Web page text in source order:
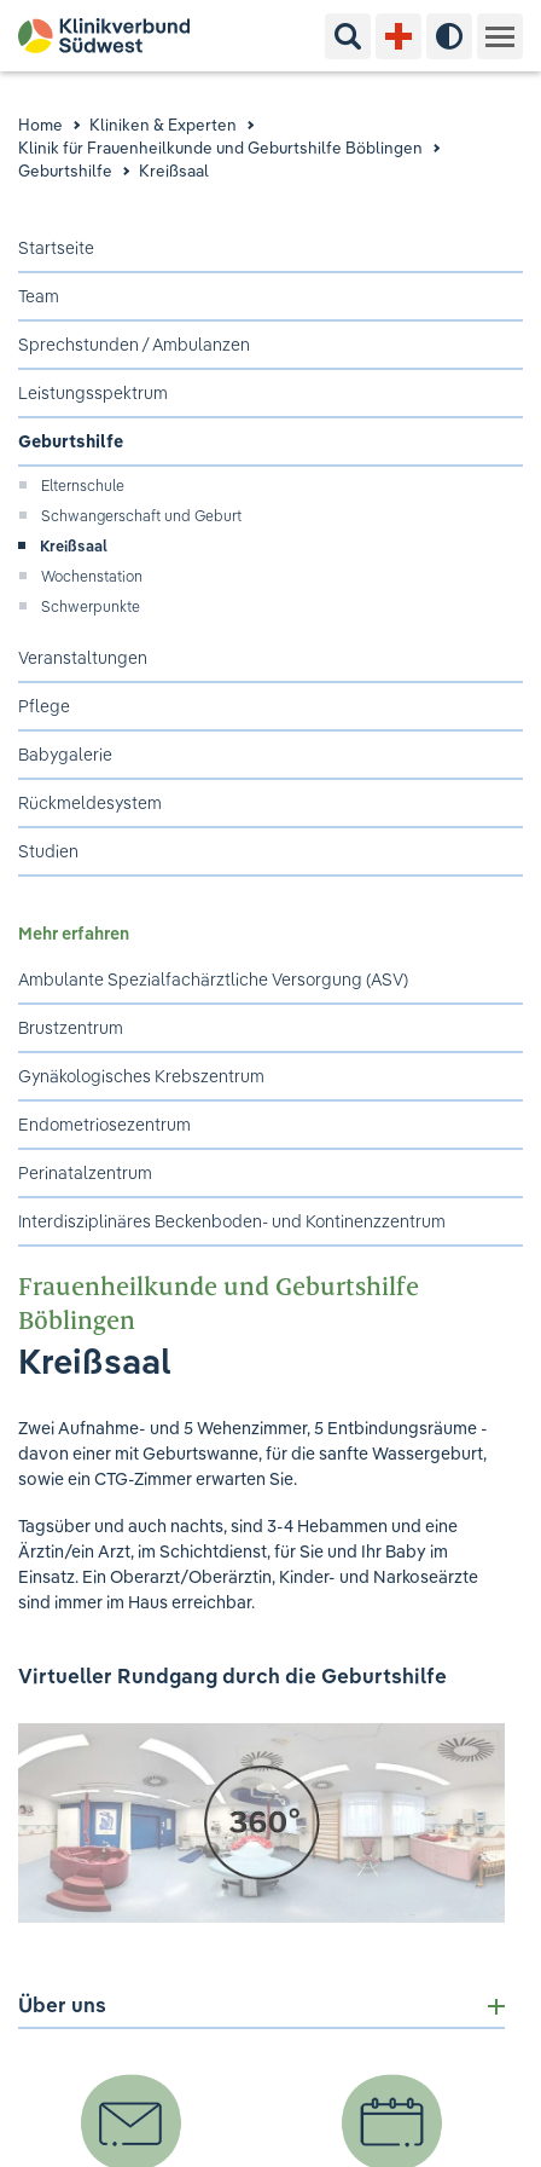
Suchbegriff eingeben
Hoher
Ihr Aufenthalt
Ausbildung & Studium
Jobs & Karriere
Standorte & Kontakt Aktuelles
Ihre Meinung ist uns wichtig!
Home
Kliniken & Experten
Klinik für Frauenheilkunde und Geburtshilfe Böblingen
Geburtshilfe
Kreißsaal
Startseite
Team
Sprechstunden / Ambulanzen
Leistungsspektrum
Geburtshilfe
Elternschule
Schwangerschaft und Geburt
Kreißsaal
Wochenstation
Schwerpunkte
Veranstaltungen
Pflege
Babygalerie
Rückmeldesystem
Studien
Mehr erfahren
Ambulante Spezialfachärztliche Versorgung (ASV)
Brustzentrum
Gynäkologisches Krebszentrum
Endometriosezentrum
Perinatalzentrum
Interdisziplinäres Beckenboden- und Kontinenzzentrum
Frauenheilkunde und Geburtshilfe
Böblingen
Kreißsaal
Zwei Aufnahme- und 5 Wehenzimmer, 5 Entbindungsräume -
davon einer mit Geburtswanne, für die sanfte Wassergeburt,
sowie ein CTG-Zimmer erwarten Sie.
Tagsüber und auch nachts, sind 3-4 Hebammen und eine
Ärztin/ein Arzt, im Schichtdienst, für Sie und Ihr Baby im
Einsatz. Ein Oberarzt/Oberärztin, Kinder- und Narkoseärzte
sind immer im Haus erreichbar.
Virtueller Rundgang durch die Geburtshilfe
Über uns
Der Vorgang einer Geburt soll in dieser Klinik so
natürlich wie möglich ablaufen, es soll aber auch die